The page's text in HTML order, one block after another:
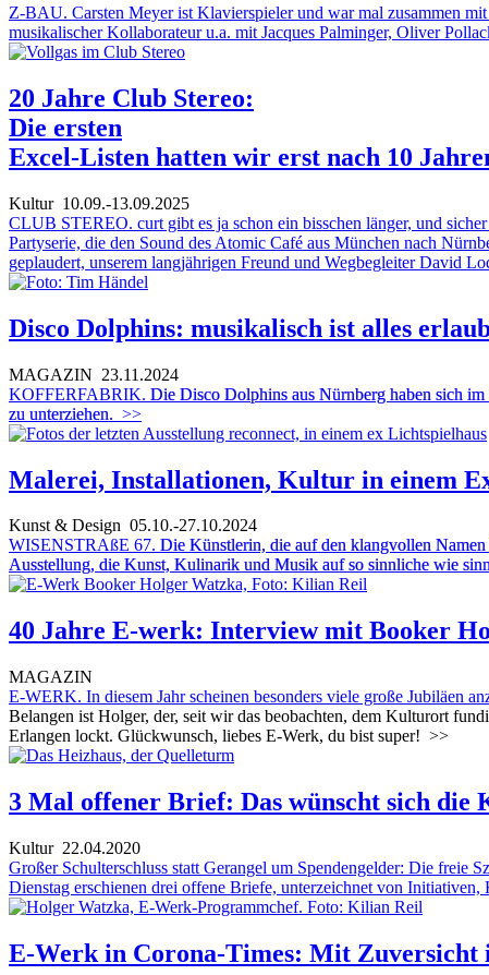
Z-BAU. Carsten Meyer ist Klavierspieler und war mal zusammen
musikalischer Kollaborateur u.a. mit Jacques Palminger, Oliver
20 Jahre Club Stereo:
Die ersten
Excel-Listen hatten wir erst nach 10
Kultur10.09.-13.09.2025
CLUB STEREO. curt gibt es ja schon ein bisschen länger, und
Partyserie, die den Sound des Atomic Café aus München nach
geplaudert, unserem langjährigen Freund und Wegbegleiter David
Disco Dolphins: musikalisch ist alles
MAGAZIN 23.11.2024
KOFFERFABRIK. Die Disco Dolphins aus Nürnberg haben sich
zu unterziehen. >>
Malerei, Installationen, Kultur in einem
Kunst & Design 05.10.-27.10.2024
WISENSTRAßE 67. Die Künstlerin, die auf den klangvollen
Ausstellung, die Kunst, Kulinarik und Musik auf so sinnliche wie
40 Jahre E-werk: Interview mit Booker
MAGAZIN
E-WERK. In diesem Jahr scheinen besonders viele große Jubiläen
Belangen ist Holger, der, seit wir das beobachten, dem Kulturort
Erlangen lockt. Glückwunsch, liebes E-Werk, du bist super! >>
3 Mal offener Brief: Das wünscht sich die
Kultur22.04.2020
Großer Schulterschluss statt Gerangel um Spendengelder: Die freie
Dienstag erschienen drei offene Briefe, unterzeichnet von
E-Werk in Corona-Times: Mit Zuversicht